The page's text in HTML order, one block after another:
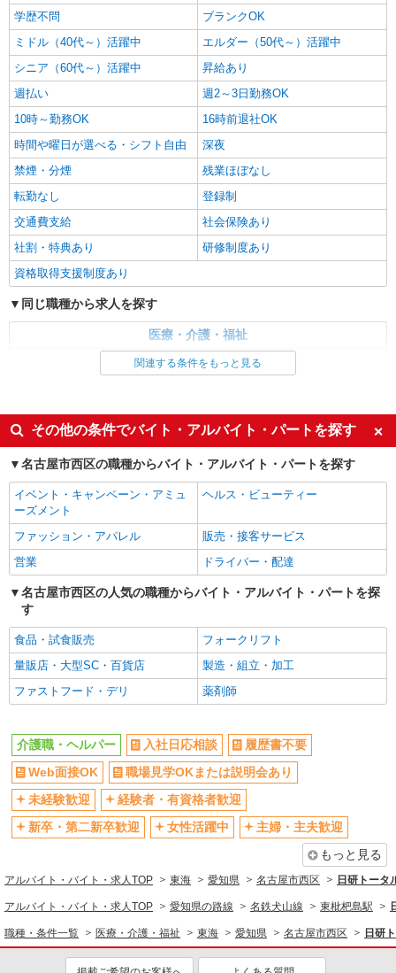
他資格 時給1,206円 ※一律処遇改善加算含む 〇時
間外勤務手当 〇土日祝勤務手当 〇夜勤手当 〇深
夜勤務手当 〇無事故無違反表彰金 〇年末年始勤務
手当 〇早朝7:00〜8:00/夜間18:00〜20:00は時給
25％UP
パナソニック エイジフリーケアセンター名古
屋上小田井 愛知県名古屋市西区中小田井4丁目
408-1
キープ
正社員
パナソニック エイジフリーケアセンター名古屋上小田井
デイサービス／介護職／正社員
月給21万7280円〜23万9510円 ※経験・能力・
資格等による 初任者研修 月給 21万7280円 実務者
研修 月給 22万980円 介護福祉士 月給 23万3330円
社会福祉士 月給 23万9510円 ※一律処遇改善加算
含む 〇資格手当 〇職種手当 〇業務手当 〇時間外
勤務手当 〇休日勤務手当 〇無事故無違反表彰金
〇年末年始勤務手当
パナソニック エイジフリーケアセンター名古
屋上小田井 愛知県名古屋市西区中小田井4丁目
キープ 詳細を見る
パート
パナソニック エイジフリーケアセンター名古屋上小田井
デイサービス／介護職／パート
時給1,206円〜1,270円 ※経験・能力・資格等
間外勤務手当 〇土日祝勤務手当 〇無事故無違反表
彰金 〇年末年始勤務手当
屋上小田井 愛知県名古屋市西区中小田井4丁目
408-1
キープ 詳細を見る
パート
パナソニック エイジフリーケアセンターおたい
訪問入浴／介護職／運転なし／パート／勤務日
数は応相談
時給1,346円〜1,447円 ※経験・能力・資格等
による 初任者研修 時給1,346円 実務者研修 時給
算含む 〇時間外勤務手当 〇土日祝勤務手当 〇無
事故無違反表彰金 〇年末年始勤務手当
い 愛知県名古屋市西区中小田井四丁目408番地の1
キープ 詳細を見る
派遣社員
介護スタッフ
時給1400円 ◆前払い・日払い・週払いOK
愛知県名古屋市西区
キープ 詳細を見る
レア！【浄心駅】就労支援施設で軽作業の見守
りなど＊未経験OK
時給1400円〜 ＜日払い有/週払い有/交通費全
支給(ガソリン代含む)＞
学歴不問
ブランクOK
ミドル（40代～）活躍中
エルダー（50代～）活躍中
シニア（60代～）活躍中
昇給あり
週払い
週2～3日勤務OK
10時～勤務OK
16時前退社OK
時間や曜日が選べる・シフト自由
深夜
禁煙・分煙
残業ほぼなし
転勤なし
登録制
交通費支給
社会保険あり
社割・特典あり
研修制度あり
資格取得支援制度あり
同じ職種から求人を探す
医療・介護・福祉
未経験歓迎
ミドル（40代～）活躍中
週2～3日勤務OK
深夜
交通費支給
社会保険あり
関連する条件をもっと見る
その他の条件でバイト・アルバイト・パートを探す
名古屋市西区の職種からバイト・アルバイト・パートを探す
イベント・キャンペーン・アミュ
ーズメント
ヘルス・ビューティー
ファッション・アパレル
販売・接客サービス
営業
ドライバー・配達
名古屋市西区の人気の職種からバイト・アルバイト・パートを探
す
食品・試食販売
フォークリフト
量販店・大型SC・百貨店
製造・組立・加工
ファストフード・デリ
薬剤師
介護職・ヘルパー 入社日応相談
履歴書不要
Web面接OK
職場見学OKまたは説明会あり
未経験歓迎
経験者・有資格者歓迎
新卒・第二新卒歓迎
女性活躍中
主婦・主夫歓迎
もっと見る
アルバイト・バイト・求人TOP 東海 愛知県 名古屋市西区 日研トータ
アルバイト・バイト・求人TOP 愛知県の路線 名鉄犬山線 東枇杷島駅
職種・条件一覧 医療・介護・福祉 東海 愛知県 名古屋市西区 日研